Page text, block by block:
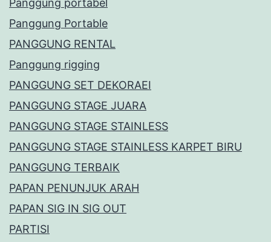
Panggung Portable
PANGGUNG RENTAL
Panggung rigging
PANGGUNG SET DEKORAEI
PANGGUNG STAGE JUARA
PANGGUNG STAGE STAINLESS
PANGGUNG STAGE STAINLESS KARPET BIRU
PANGGUNG TERBAIK
PAPAN PENUNJUK ARAH
PAPAN SIG IN SIG OUT
PARTISI